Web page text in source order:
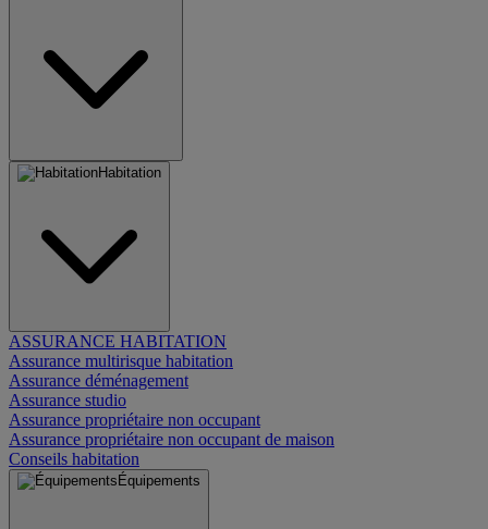
Habitation
ASSURANCE HABITATION
Assurance multirisque habitation
Assurance déménagement
Assurance studio
Assurance propriétaire non occupant
Assurance propriétaire non occupant de maison
Conseils habitation
Équipements